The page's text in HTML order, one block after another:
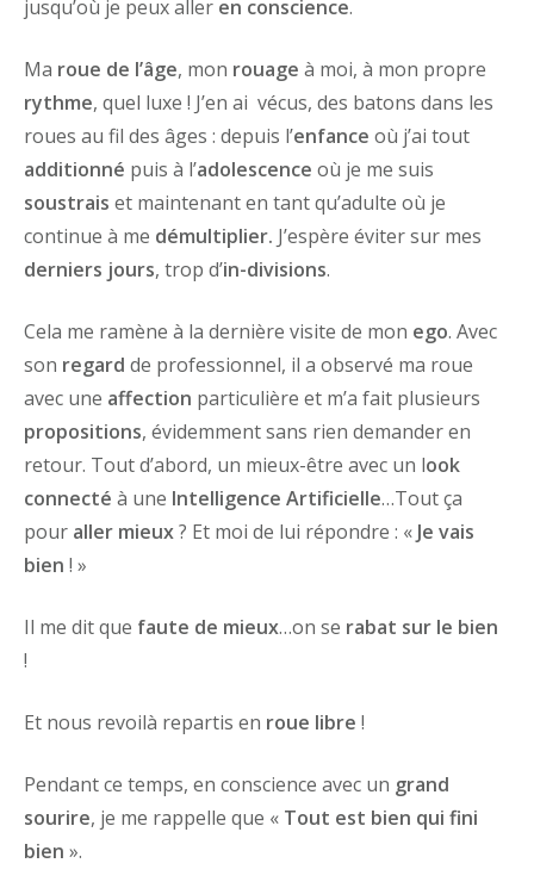
jusqu’où je peux aller en conscience.
Ma roue de l’âge, mon rouage à moi, à mon propre
rythme, quel luxe ! J’en ai vécus, des batons dans les
roues au fil des âges : depuis l’enfance où j’ai tout
additionné puis à l’adolescence où je me suis
soustrais et maintenant en tant qu’adulte où je
continue à me démultiplier. J’espère éviter sur mes
derniers jours, trop d’in-divisions.
Cela me ramène à la dernière visite de mon ego. Avec
son regard de professionnel, il a observé ma roue
avec une affection particulière et m’a fait plusieurs
propositions, évidemment sans rien demander en
retour. Tout d’abord, un mieux-être avec un look
connecté à une Intelligence Artificielle…Tout ça
pour aller mieux? Et moi de lui répondre : « Je vais
bien ! »
Il me dit que faute de mieux…on se rabat sur le bien
!
Et nous revoilà repartis en roue libre !
Pendant ce temps, en conscience avec un grand
sourire, je me rappelle que « Tout est bien qui fini
bien ».